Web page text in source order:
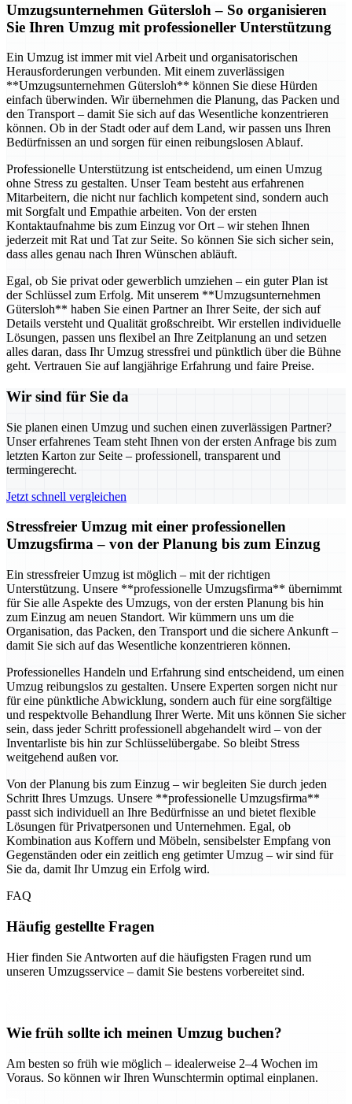
Umzugsunternehmen Gütersloh – So organisieren
Sie Ihren Umzug mit professioneller Unterstützung
Ein Umzug ist immer mit viel Arbeit und organisatorischen
Herausforderungen verbunden. Mit einem zuverlässigen
**Umzugsunternehmen Gütersloh** können Sie diese Hürden
einfach überwinden. Wir übernehmen die Planung, das Packen und
den Transport – damit Sie sich auf das Wesentliche konzentrieren
können. Ob in der Stadt oder auf dem Land, wir passen uns Ihren
Bedürfnissen an und sorgen für einen reibungslosen Ablauf.
Professionelle Unterstützung ist entscheidend, um einen Umzug
ohne Stress zu gestalten. Unser Team besteht aus erfahrenen
Mitarbeitern, die nicht nur fachlich kompetent sind, sondern auch
mit Sorgfalt und Empathie arbeiten. Von der ersten
Kontaktaufnahme bis zum Einzug vor Ort – wir stehen Ihnen
jederzeit mit Rat und Tat zur Seite. So können Sie sich sicher sein,
dass alles genau nach Ihren Wünschen abläuft.
Egal, ob Sie privat oder gewerblich umziehen – ein guter Plan ist
der Schlüssel zum Erfolg. Mit unserem **Umzugsunternehmen
Gütersloh** haben Sie einen Partner an Ihrer Seite, der sich auf
Details versteht und Qualität großschreibt. Wir erstellen individuelle
Lösungen, passen uns flexibel an Ihre Zeitplanung an und setzen
alles daran, dass Ihr Umzug stressfrei und pünktlich über die Bühne
geht. Vertrauen Sie auf langjährige Erfahrung und faire Preise.
Wir sind für Sie da
Sie planen einen Umzug und suchen einen zuverlässigen Partner?
Unser erfahrenes Team steht Ihnen von der ersten Anfrage bis zum
letzten Karton zur Seite – professionell, transparent und
termingerecht.
Jetzt schnell vergleichen
Stressfreier Umzug mit einer professionellen
Umzugsfirma – von der Planung bis zum Einzug
Ein stressfreier Umzug ist möglich – mit der richtigen
Unterstützung. Unsere **professionelle Umzugsfirma** übernimmt
für Sie alle Aspekte des Umzugs, von der ersten Planung bis hin
zum Einzug am neuen Standort. Wir kümmern uns um die
Organisation, das Packen, den Transport und die sichere Ankunft –
damit Sie sich auf das Wesentliche konzentrieren können.
Professionelles Handeln und Erfahrung sind entscheidend, um einen
Umzug reibungslos zu gestalten. Unsere Experten sorgen nicht nur
für eine pünktliche Abwicklung, sondern auch für eine sorgfältige
und respektvolle Behandlung Ihrer Werte. Mit uns können Sie sicher
sein, dass jeder Schritt professionell abgehandelt wird – von der
Inventarliste bis hin zur Schlüsselübergabe. So bleibt Stress
weitgehend außen vor.
Von der Planung bis zum Einzug – wir begleiten Sie durch jeden
Schritt Ihres Umzugs. Unsere **professionelle Umzugsfirma**
passt sich individuell an Ihre Bedürfnisse an und bietet flexible
Lösungen für Privatpersonen und Unternehmen. Egal, ob
Kombination aus Koffern und Möbeln, sensibelster Empfang von
Gegenständen oder ein zeitlich eng getimter Umzug – wir sind für
Sie da, damit Ihr Umzug ein Erfolg wird.
FAQ
Häufig gestellte Fragen
Hier finden Sie Antworten auf die häufigsten Fragen rund um
unseren Umzugsservice – damit Sie bestens vorbereitet sind.
Wie früh sollte ich meinen Umzug buchen?
Am besten so früh wie möglich – idealerweise 2–4 Wochen im
Voraus. So können wir Ihren Wunschtermin optimal einplanen.